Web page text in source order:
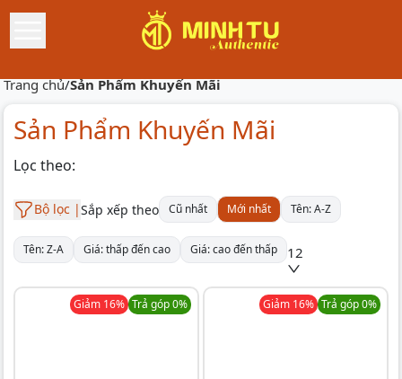
Trang chủ/Sản Phẩm Khuyến Mãi
Sản Phẩm Khuyến Mãi
Lọc theo:
Bộ lọc |Sắp xếp theo Cũ nhất Mới nhất Tên: A-Z
Tên: Z-A Giá: thấp đến cao Giá: cao đến thấp 12
Giảm 16% Trả góp 0% Giảm 16% Trả góp 0%